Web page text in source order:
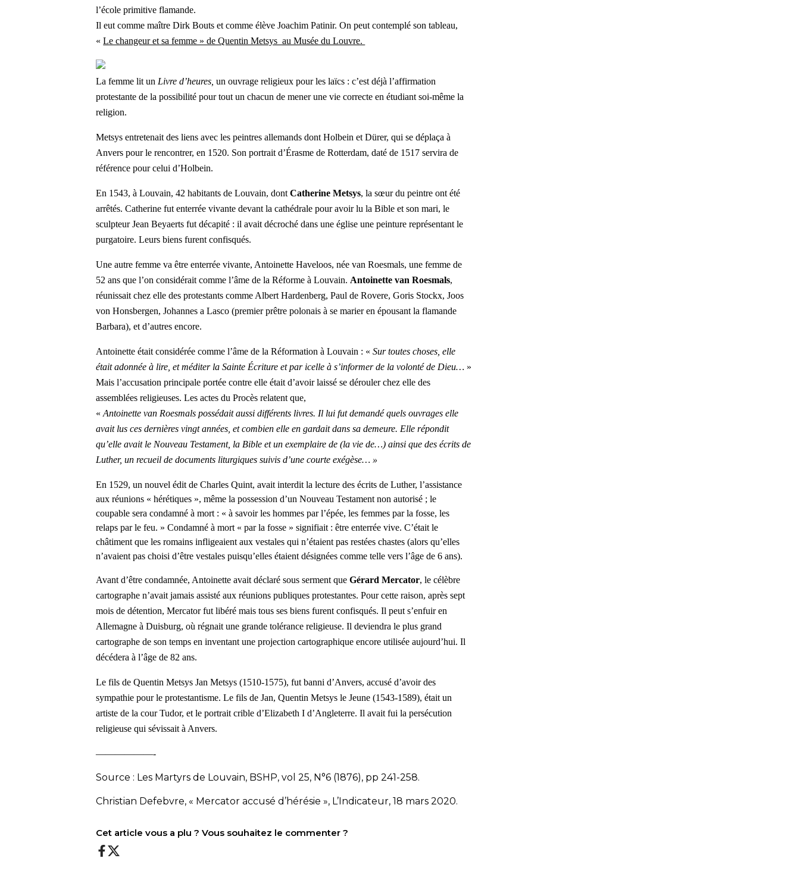
l’école primitive flamande.
Il eut comme maître Dirk Bouts et comme élève Joachim Patinir.On peut contemplé son tableau,
«Le changeur et sa femme » de Quentin Metsys au Musée du Louvre.
La femme lit un Livre d’heures, un ouvrage religieux pour les laïcs : c’est déjà l’affirmation
protestante de la possibilité pour tout un chacun de mener une vie correcte en étudiant soi-même la
religion.
Metsysentretenait des liens avec les peintres allemands dont Holbein et Dürer, qui se déplaça à
Anvers pour le rencontrer, en 1520. Son portrait d’Érasme de Rotterdam, daté de 1517 servira de
référence pour celui d’Holbein.
En 1543, à Louvain, 42 habitants de Louvain, dontCatherine Metsys, la sœur du peintre ont été
arrêtés. Catherine fut enterrée vivante devant la cathédrale pour avoir lu la Bible et son mari, le
sculpteur Jean Beyaerts fut décapité : il avait décroché dans une église une peinture représentant le
purgatoire. Leurs biens furent confisqués.
Une autre femme va être enterrée vivante, Antoinette Haveloos, née van Roesmals, une femme de
52 ans que l’on considérait comme l’âme de la Réforme à Louvain. Antoinette van Roesmals,
réunissait chez elle desprotestants comme Albert Hardenberg, Paul de Rovere, Goris Stockx, Joos
von Honsbergen, Johannes a Lasco (premier prêtre polonais àse marieren épousant la flamande
Barbara), et d’autres encore.
Antoinetteétait considérée comme l’âme de la Réformation à Louvain : « Sur toutes choses, elle
était adonnée à lire, et méditer la Sainte Écriture et par icelle à s’informer de la volonté de Dieu… »
Mais l’accusation principale portée contreelle était d’avoir laissé se dérouler chez elle des
assemblées religieuses. Les actes duProcès relatent que,
«Antoinette van Roesmals possédait aussi différents livres. Il lui fut demandé quels ouvrages elle
avait lus ces dernières vingt années, et combien elle en gardait dans sa demeure. Elle répondit
qu’elle avait le Nouveau Testament, la Bible et un exemplaire de (la vie de…) ainsi que des écrits de
Luther, un recueil de documents liturgiques suivis d’une courte exégèse… »
En 1529, un nouvel édit de Charles Quint, avait interdit la lecture des écrits de Luther, l’assistance
aux réunions « hérétiques », même la possession d’un Nouveau Testament non autorisé ; le
coupable sera condamné à mort : « à savoir les hommes par l’épée, les femmes par la fosse, les
relaps par le feu. » Condamné à mort « par la fosse » signifiait : être enterrée vive. C’était le
châtiment que les romains infligeaient aux vestales qui n’étaient pas restées chastes (alors qu’elles
n’avaient pas choisi d’être vestales puisqu’elles étaient désignées comme telle vers l’âge de 6 ans).
Avant d’être condamnée, Antoinette avait déclaré sous serment queGérard Mercator, le célèbre
cartographe n’avait jamais assisté aux réunions publiques protestantes. Pour cette raison, après sept
mois de détention, Mercator fut libéré mais tous ses biens furent confisqués. Il peut s’enfuir en
Allemagne à Duisburg, où régnait une grande tolérance religieuse. Il deviendra le plus grand
cartographe de son temps en inventant une projection cartographique encore utilisée aujourd’hui. Il
décédera à l’âge de 82 ans.
Le fils de Quentin Metsys Jan Metsys (1510-1575), futbannid’Anvers, accusé d’avoir des
sympathie pour le protestantisme. Le fils de Jan, Quentin Metsys le Jeune (1543-1589), était un
artiste de la cour Tudor, et le portrait crible d’Elizabeth I d’Angleterre. Il avait fui la persécution
religieuse qui sévissait à Anvers.
——————-
Source : Les Martyrs de Louvain, BSHP, vol 25, N°6 (1876), pp 241-258.
Christian Defebvre, « Mercator accusé d’hérésie », L’Indicateur, 18 mars 2020.
Cet article vous a plu ? Vous souhaitez le commenter ?